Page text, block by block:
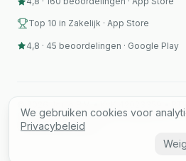
Top 10 in Zakelijk · App Store
4,8 · 45 beoordelingen · Google Play
ContactStatusPrivacybeleidAlgemene
Cookie-instellingen
We gebruiken cookies voor
Privacybeleid